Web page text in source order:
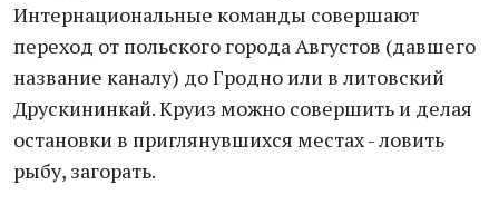
Интернациональные команды совершают
переход от польского города Августов (давшего
название каналу) до Гродно или в литовский
Друскининкай. Круиз можно совершить и делая
остановки в приглянувшихся местах - ловить
рыбу, загорать.